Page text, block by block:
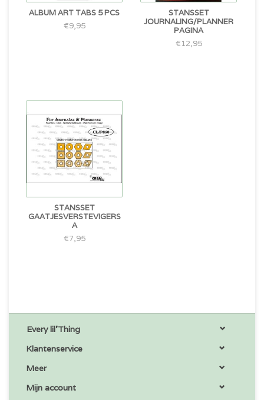
ALBUM ART TABS 5 PCS
€9,95
STANSSET
JOURNALING/PLANNER
PAGINA
€12,95
STANSSET
GAATJESVERSTEVIGERS
A
€7,95
Every lil'Thing
Klantenservice
Meer
Mijn account